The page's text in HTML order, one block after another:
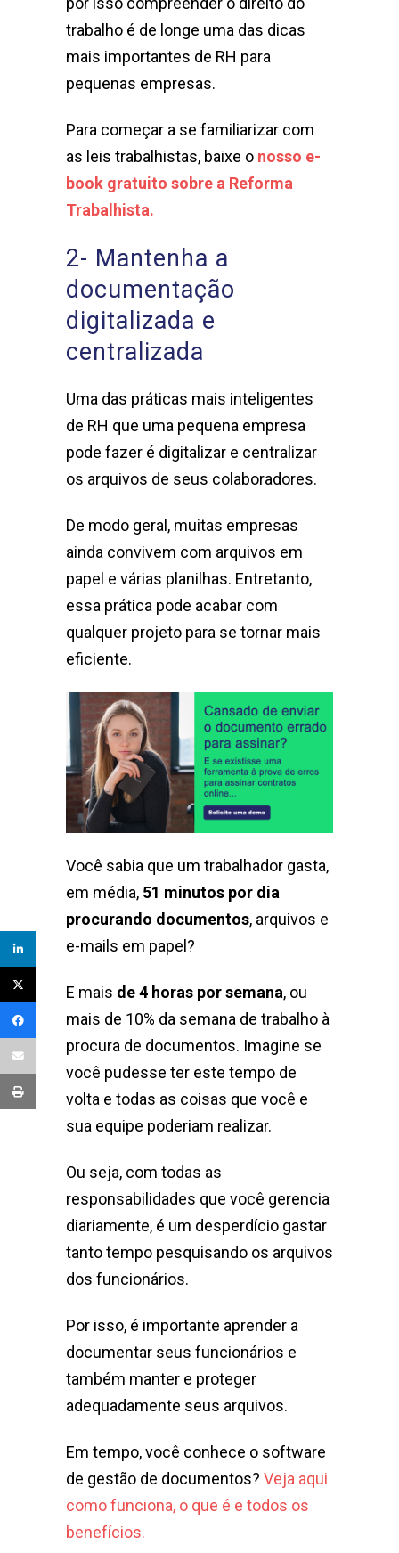
trabalho é de longe uma das dicas
mais importantes de RH para
pequenas empresas.
Para começar a se familiarizar com
as leis trabalhistas, baixe o nosso e-
book gratuito sobre a Reforma
Trabalhista.
2- Mantenha a
documentação
digitalizada e
centralizada
Uma das práticas mais inteligentes
de RH que uma pequena empresa
pode fazer é digitalizar e centralizar
os arquivos de seus colaboradores.
De modo geral, muitas empresas
ainda convivem com arquivos em
papel e várias planilhas. Entretanto,
essa prática pode acabar com
qualquer projeto para se tornar mais
eficiente.
Você sabia que um trabalhador gasta,
em média, 51 minutos por dia
procurando documentos, arquivos e
e-mails em papel?
E mais de 4 horas por semana, ou
mais de 10% da semana de trabalho à
procura de documentos. Imagine se
você pudesse ter este tempo de
volta e todas as coisas que você e
sua equipe poderiam realizar.
Ou seja, com todas as
responsabilidades que você gerencia
diariamente, é um desperdício gastar
tanto tempo pesquisando os arquivos
dos funcionários.
Por isso, é importante aprender a
documentar seus funcionários e
também manter e proteger
adequadamente seus arquivos.
Em tempo, você conhece o software
de gestão de documentos? Veja aqui
como funciona, o que é e todos os
benefícios.